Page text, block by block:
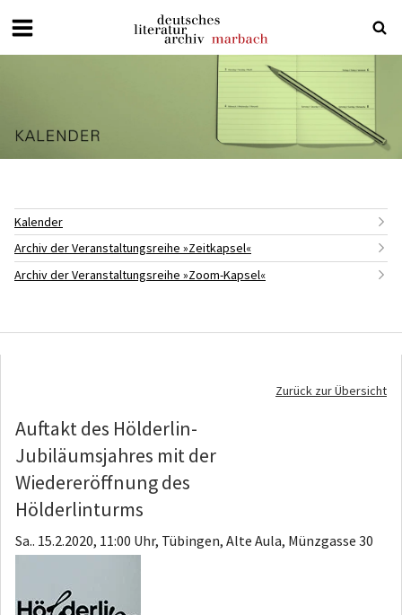
Deutsches
Literaturarchiv
Kalender
Archiv der Veranstaltungsreihe »Zeitkapsel«
Archiv der Veranstaltungsreihe »Zoom-Kapsel«
Zurück zur Übersicht
Auftakt des Hölderlin-
Jubiläumsjahres mit der
Wiedereröffnung des
Hölderlinturms
Sa.. 15.2.2020, 11:00 Uhr, Tübingen, Alte Aula, Münzgasse 30